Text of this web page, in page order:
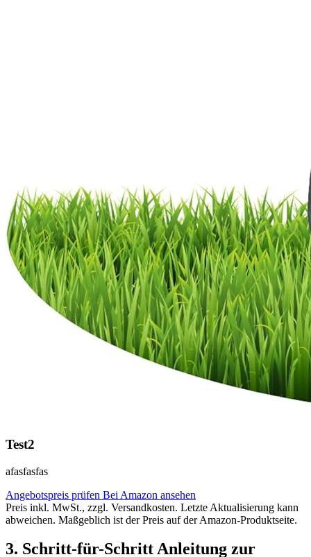
Test2
afasfasfas
Angebotspreis prüfen Bei Amazon ansehen
Preis inkl. MwSt., zzgl. Versandkosten. Letzte Aktualisierung kann
abweichen. Maßgeblich ist der Preis auf der Amazon-Produktseite.
3. Schritt-für-Schritt Anleitung zur